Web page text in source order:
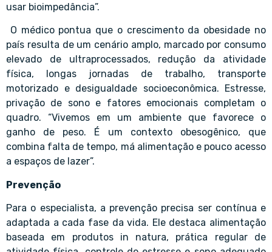
usar bioimpedância”.
O médico pontua que o crescimento da obesidade no
país resulta de um cenário amplo, marcado por consumo
elevado de ultraprocessados, redução da atividade
física, longas jornadas de trabalho, transporte
motorizado e desigualdade socioeconômica. Estresse,
privação de sono e fatores emocionais completam o
quadro. “Vivemos em um ambiente que favorece o
ganho de peso. É um contexto obesogênico, que
combina falta de tempo, má alimentação e pouco acesso
a espaços de lazer”.
Prevenção
Para o especialista, a prevenção precisa ser contínua e
adaptada a cada fase da vida. Ele destaca alimentação
baseada em produtos in natura, prática regular de